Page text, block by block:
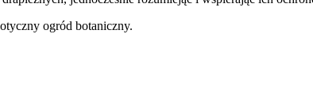
ogród botaniczny.